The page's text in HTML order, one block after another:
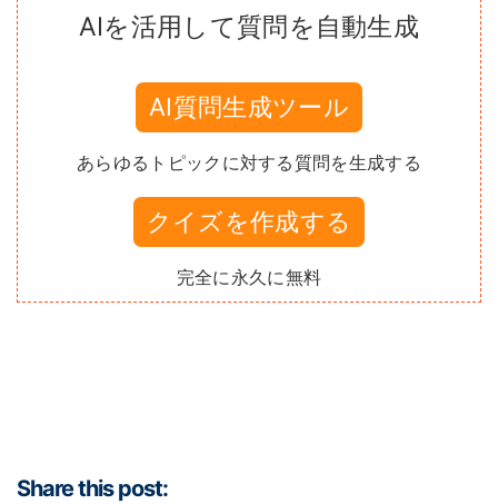
AIを活用して質問を自動生成
AI質問生成ツール
あらゆるトピックに対する質問を生成する
クイズを作成する
完全に永久に無料
Share this post: